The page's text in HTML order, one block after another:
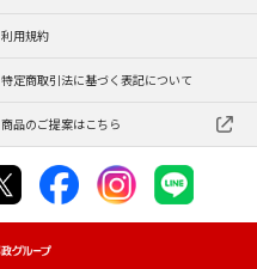
利用規約
特定商取引法に基づく表記について
商品のご提案はこちら